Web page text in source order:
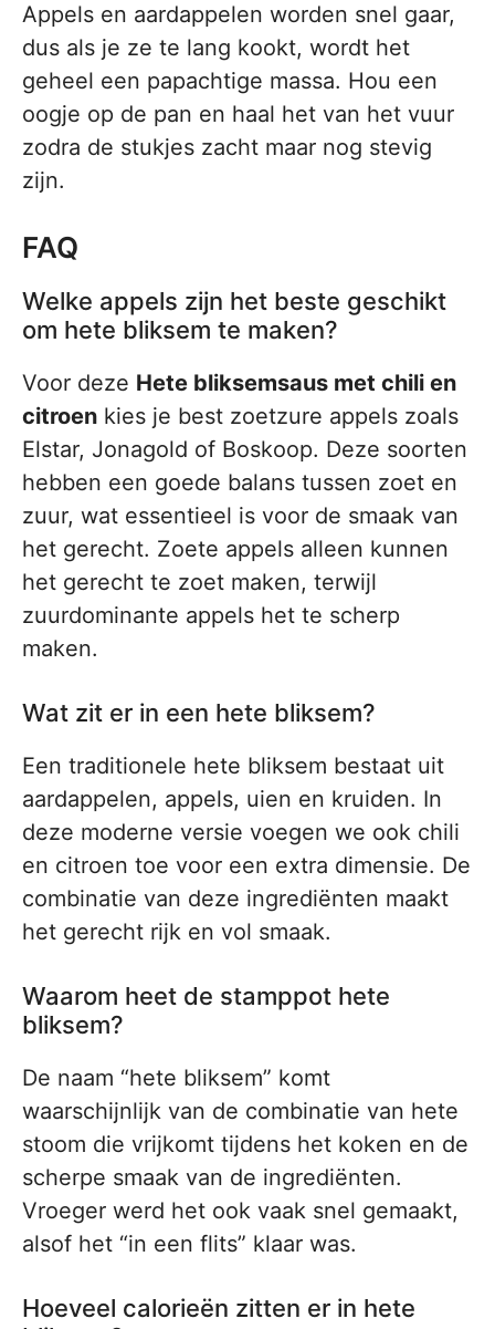
Appels en aardappelen worden snel gaar,
dus als je ze te lang kookt, wordt het
geheel een papachtige massa. Hou een
oogje op de pan en haal het van het vuur
zodra de stukjes zacht maar nog stevig
zijn.
FAQ
Welke appels zijn het beste geschikt
om hete bliksem te maken?
Voor deze Hete bliksemsaus met chili en
citroen kies je best zoetzure appels zoals
Elstar, Jonagold of Boskoop. Deze soorten
hebben een goede balans tussen zoet en
zuur, wat essentieel is voor de smaak van
het gerecht. Zoete appels alleen kunnen
het gerecht te zoet maken, terwijl
zuurdominante appels het te scherp
maken.
Wat zit er in een hete bliksem?
Een traditionele hete bliksem bestaat uit
aardappelen, appels, uien en kruiden. In
deze moderne versie voegen we ook chili
en citroen toe voor een extra dimensie. De
combinatie van deze ingrediënten maakt
het gerecht rijk en vol smaak.
Waarom heet de stamppot hete
bliksem?
De naam “hete bliksem” komt
waarschijnlijk van de combinatie van hete
stoom die vrijkomt tijdens het koken en de
scherpe smaak van de ingrediënten.
Vroeger werd het ook vaak snel gemaakt,
alsof het “in een flits” klaar was.
Hoeveel calorieën zitten er in hete